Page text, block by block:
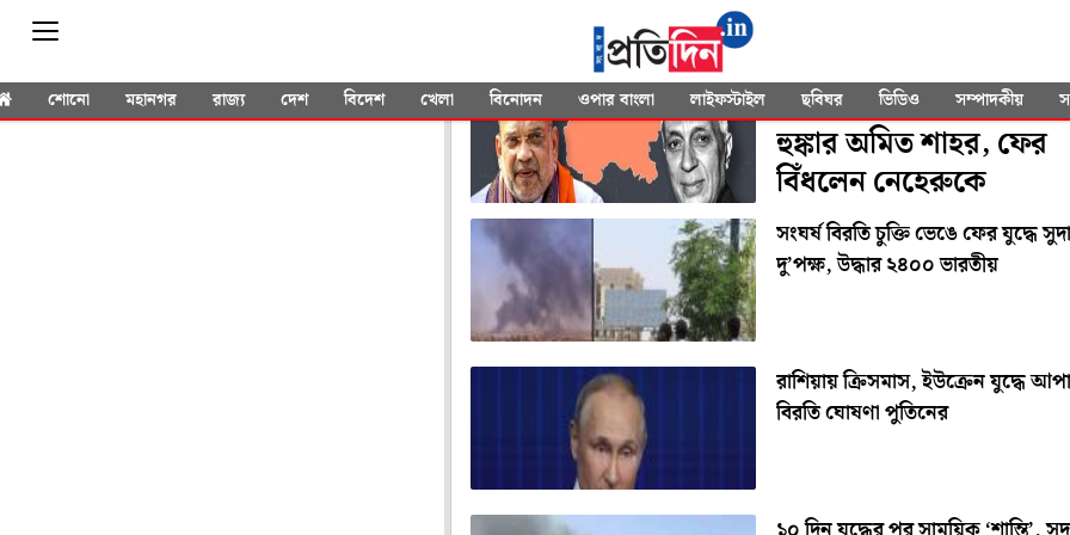
শোনো মহানগর রাজ্য দেশ বিদেশ খেলা বিনোদন ওপার বাংলা লাইফস্টাইল ছবিঘর ভিডিও সম্পাদকীয়
YOU SEARCHED FOR"Ceasefire"
‘PoK হামারা হ্যায়’,
হুঙ্কার অমিত শাহর, ফের
বিঁধলেন নেহেরুকে
সংঘর্ষ বিরতি চুক্তি ভেঙে ফের যুদ্ধে
দু’পক্ষ, উদ্ধার ২৪০০ ভারতীয়
রাশিয়ায় ক্রিসমাস, ইউক্রেন যুদ্ধে
বিরতি ঘোষণা পুতিনের